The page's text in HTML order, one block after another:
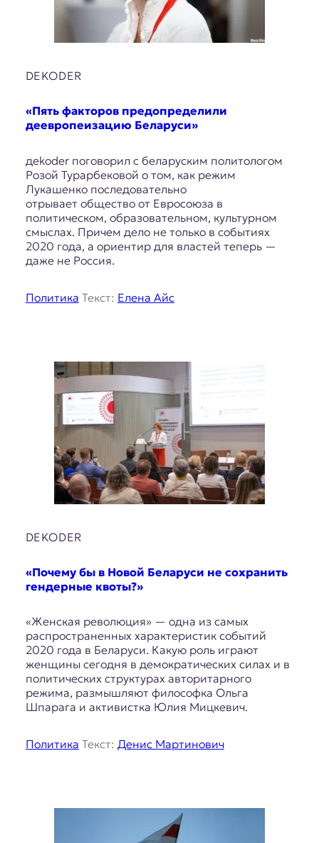
DEKODER
«Пять факторов предопределили
деевропеизацию Беларуси»
дekoder поговорил с беларуским политологом
Розой Турарбековой о том, как режим
Лукашенко последовательно
отрывает общество от Евросоюза в
политическом, образовательном, культурном
смыслах. Причем дело не только в событиях
2020 года, а ориентир для властей теперь —
даже не Россия.
Политика Текст: Елена Айс
DEKODER
«Почему бы в Новой Беларуси не сохранить
гендерные квоты?»
«Женская революция» — одна из самых
распространенных характеристик событий
2020 года в Беларуси. Какую роль играют
женщины сегодня в демократических силах и в
политических структурах авторитарного
режима, размышляют философка Ольга
Шпарага и активистка Юлия Мицкевич.
Политика Текст: Денис Мартинович